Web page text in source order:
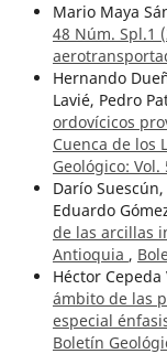
Mario Maya
48 Núm. Spl.1
Hernando
Lavié, Pedro
ordovícicos
Cuenca de los
Geológico:
Darío
Eduardo
de las arcillas
Antioquia ,
Héctor Cepeda
ámbito de las
especial
Boletín